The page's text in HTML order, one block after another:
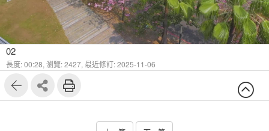
02
長度: 00:28, 瀏覽: 2427, 最近修訂: 2025-11-06